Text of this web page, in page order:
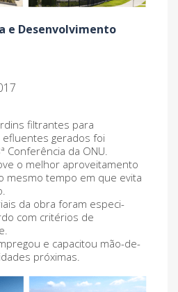
e Desenvolvimento
fi­ltrantes para
gerados foi
Conferência da ONU.
o melhor aproveitamento
mesmo tempo em que evita
da obra foram especi­
com critérios de
e capacitou mão-de-
próximas.